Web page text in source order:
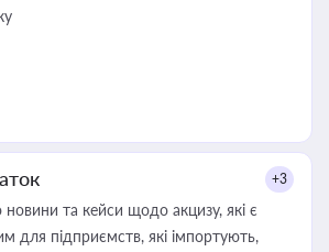
+3
новини та кейси щодо акцизу, які є
для підприємств, які імпортують,